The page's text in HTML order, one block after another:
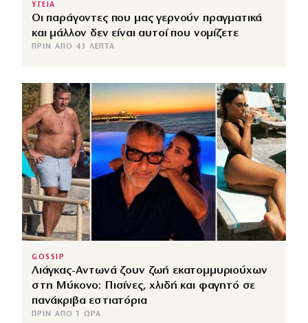
ΥΓΕΙΑ
Οι παράγοντες που μας γερνούν πραγματικά
και μάλλον δεν είναι αυτοί που νομίζετε
ΠΡΙΝ ΑΠΌ 43 ΛΕΠΤΆ
GOSSIP
Λιάγκας-Αντωνά ζουν ζωή εκατομμυριούχων
στη Μύκονο: Πισίνες, χλιδή και φαγητό σε
πανάκριβα εστιατόρια
ΠΡΙΝ ΑΠΌ 1 ΏΡΑ